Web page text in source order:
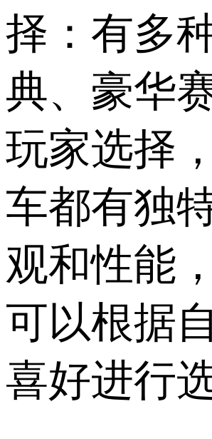
择：有多
典、豪华
玩家选择
车都有独
观和性能
可以根据
喜好进行